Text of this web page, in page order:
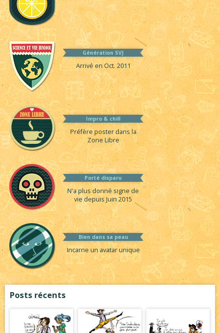
Génération SVJ
Arrivé en Oct. 2011
Impro & chill
Préfère poster dans la
Zone Libre
Porté disparu
N'a plus donné signe de
vie depuis Juin 2015
Bien dans sa peau
Incarne un avatar unique
Posts récents